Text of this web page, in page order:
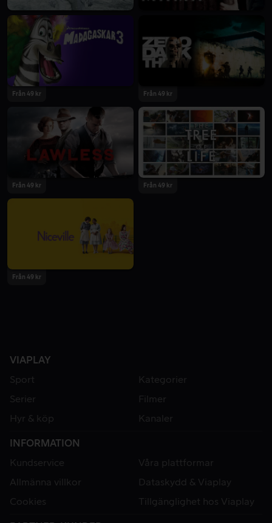
Från 49 kr Från 49 kr
Från 49 kr Från 49 kr
Från 49 kr
VIAPLAY
Sport
Kategorier
Serier
Filmer
Hyr & köp
Kanaler
INFORMATION
Kundservice
Våra plattformar
Allmänna villkor
Dataskydd & Viaplay
Cookies
Tillgänglighet hos Viaplay